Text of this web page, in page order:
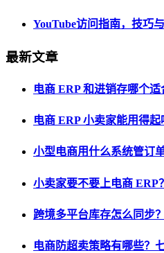
YouTube访问指南，技巧
最新文章
电商 ERP 和进销存哪个
电商 ERP 小卖家能用得
小型电商用什么系统管订
小卖家要不要上电商 ERP
跨境多平台库存怎么同步
电商防超卖策略有哪些？